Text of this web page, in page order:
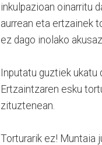
inkulpazioan oinarritu
aurrean eta ertzainek
ez dago inolako
Inputatu guztiek ukatu
Ertzaintzaren esku
zituztenean.
Torturarik ez! Muntaia